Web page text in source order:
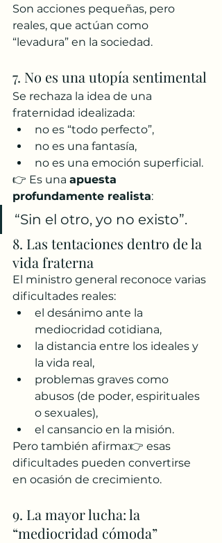
Son acciones pequeñas, pero
reales, que actúan como
“levadura” en la sociedad.
7. No es una utopía sentimental
Se rechaza la idea de una
fraternidad idealizada:
no es “todo perfecto”,
no es una fantasía,
no es una emoción superficial.
👉 Es una apuesta
profundamente realista:
“Sin el otro, yo no existo”.
8. Las tentaciones dentro de la
vida fraterna
El ministro general reconoce varias
dificultades reales:
el desánimo ante la
mediocridad cotidiana,
la distancia entre los ideales y
la vida real,
problemas graves como
abusos (de poder, espirituales
o sexuales),
el cansancio en la misión.
Pero también afirma:👉 esas
dificultades pueden convertirse
en ocasión de crecimiento.
9. La mayor lucha: la
“mediocridad cómoda”